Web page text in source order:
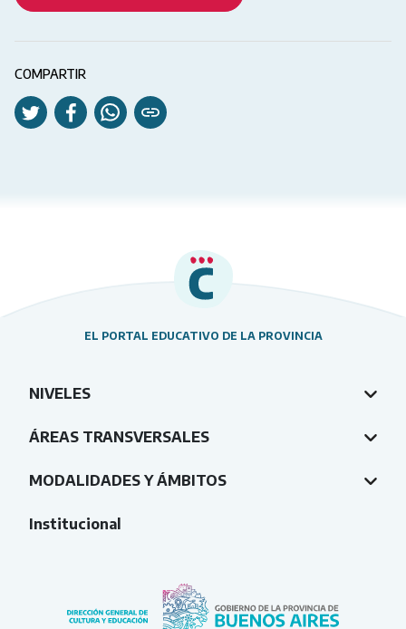
COMPARTIR
EL PORTAL EDUCATIVO DE LA PROVINCIA
NIVELES
ÁREAS TRANSVERSALES
MODALIDADES Y ÁMBITOS
Institucional